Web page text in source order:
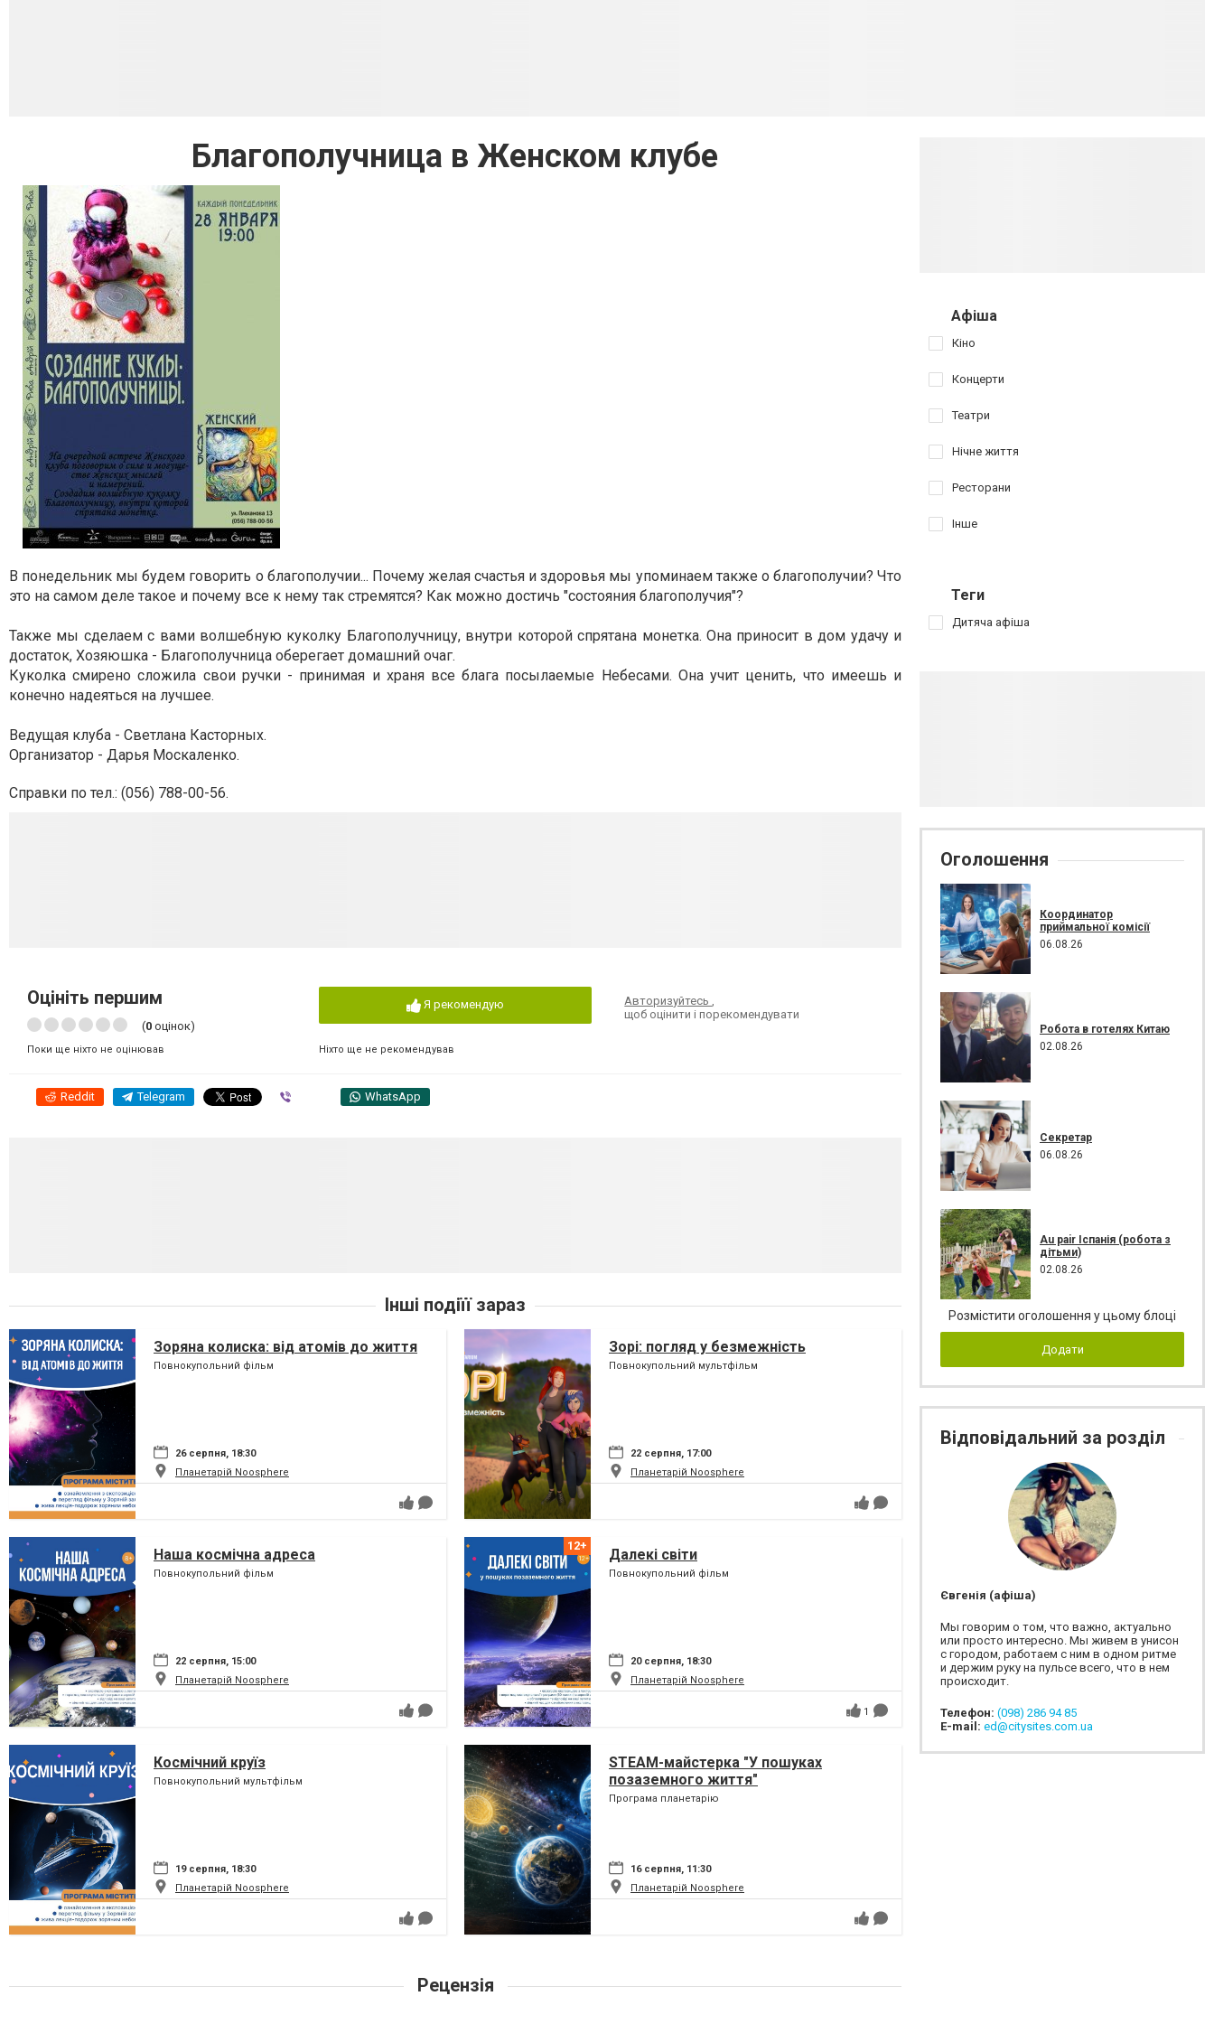
Благополучница в Женском клубе
В понедельник мы будем говорить о благополучии... Почему желая счастья и здоровья мы упоминаем также о благополучии?Что
это на самом деле такое и почему все к нему так стремятся? Как можно достичь "состояния благополучия"?
Также мы сделаем с вами волшебную куколку Благополучницу, внутри которой спрятана монетка. Она приносит в дом удачу и
достаток, Хозяюшка - Благополучница оберегает домашний очаг.
Куколка смирено сложила свои ручки - принимая и храня все блага посылаемые Небесами. Она учит ценить, что имеешь и
конечно надеяться на лучшее.
Ведущая клуба - Светлана Касторных.
Организатор - Дарья Москаленко.
Справки по тел.: (056) 788-00-56.
Оцініть першим
(0 оцінок)
Поки ще ніхто не оцінював
Я рекомендую
Ніхто ще не рекомендував
Авторизуйтесь,
щоб оцінити і порекомендувати
Reddit Telegram WhatsApp
Інші подіїї зараз
Зоряна колиска: від атомів до життя
Повнокупольний фільм
26 серпня, 18:30
Планетарій Noosphere
Зорі: погляд у безмежність
Повнокупольний мультфільм
22 серпня, 17:00
Планетарій Noosphere
Наша космічна адреса
Повнокупольний фільм
22 серпня, 15:00
Планетарій Noosphere
Далекі світи
Повнокупольний фільм
20 серпня, 18:30
Планетарій Noosphere
1
Космічний круїз
Повнокупольний мультфільм
19 серпня, 18:30
Планетарій Noosphere
STEAM-майстерка "У пошуках
позаземного життя"
Програма планетарію
16 серпня, 11:30
Планетарій Noosphere
Рецензія
Афіша
Кіно
Концерти
Театри
Нічне життя
Ресторани
Інше
Теги
Дитяча афіша
Оголошення
Координатор
приймальної комісії
06.08.26
Робота в готелях Китаю
02.08.26
Секретар
06.08.26
Au pair Іспанія (робота з
дітьми)
02.08.26
Розмістити оголошення у цьому блоці
Додати
Відповідальний за розділ
Євгенія (афіша)
Мы говорим о том, что важно, актуально
или просто интересно. Мы живем в унисон
с городом, работаем с ним в одном ритме
и держим руку на пульсе всего, что в нем
происходит.
Телефон: (098) 286 94 85
E-mail: ed@citysites.com.ua